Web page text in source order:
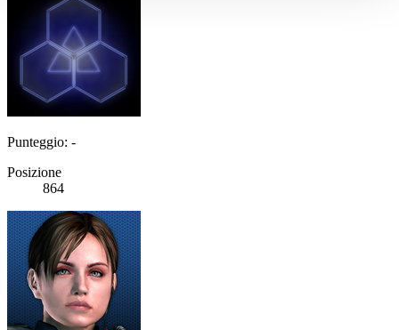
Punteggio: -
Posizione
864